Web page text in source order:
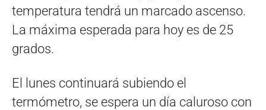
temperatura tendrá un marcado ascenso.
La máxima esperada para hoy es de 25
grados.
El lunes continuará subiendo el
termómetro, se espera un día caluroso con